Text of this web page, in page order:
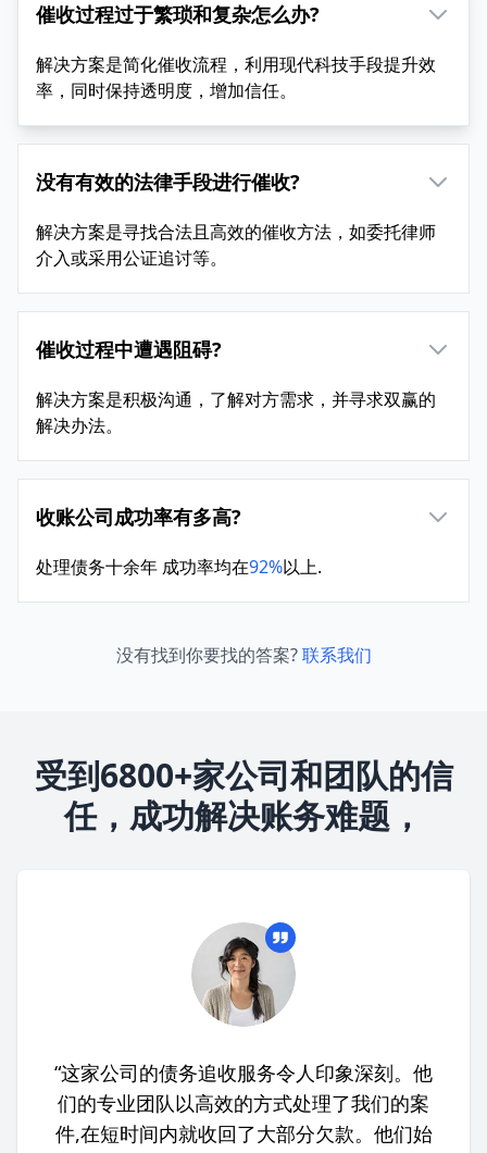
催收过程过于繁琐和复杂怎么办?
解决方案是简化催收流程，利用现代科技手段提升效
率，同时保持透明度，增加信任。
没有有效的法律手段进行催收?
解决方案是寻找合法且高效的催收方法，如委托律师
介入或采用公证追讨等。
催收过程中遭遇阻碍?
解决方案是积极沟通，了解对方需求，并寻求双赢的
解决办法。
收账公司成功率有多高?
处理债务十余年 成功率均在92%以上.
没有找到你要找的答案?联系我们
受到6800+家公司和团队的信
任，成功解决账务难题，
“这家公司的债务追收服务令人印象深刻。他
们的专业团队以高效的方式处理了我们的案
件,在短时间内就收回了大部分欠款。他们始